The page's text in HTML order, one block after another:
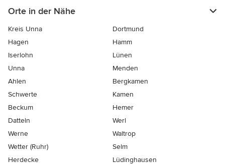
Orte in der Nähe
Kreis Unna
Dortmund
Hagen
Hamm
Iserlohn
Lünen
Unna
Menden
Ahlen
Bergkamen
Schwerte
Kamen
Beckum
Hemer
Datteln
Werl
Werne
Waltrop
Wetter (Ruhr)
Selm
Herdecke
Lüdinghausen